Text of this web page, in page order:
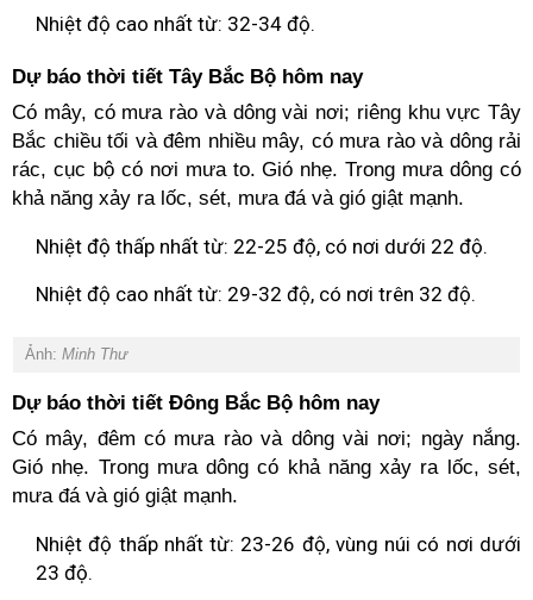
Nhiệt độ cao nhất từ: 32-34 độ.
Dự báo thời tiết Tây Bắc Bộ hôm nay
Có mây, có mưa rào và dông vài nơi; riêng khu vực Tây
Bắc chiều tối và đêm nhiều mây, có mưa rào và dông rải
rác, cục bộ có nơi mưa to. Gió nhẹ. Trong mưa dông có
khả năng xảy ra lốc, sét, mưa đá và gió giật mạnh.
Nhiệt độ thấp nhất từ: 22-25 độ, có nơi dưới 22 độ.
Nhiệt độ cao nhất từ: 29-32 độ, có nơi trên 32 độ.
Ảnh: Minh Thư
Dự báo thời tiết Đông Bắc Bộ hôm nay
Có mây, đêm có mưa rào và dông vài nơi; ngày nắng.
Gió nhẹ. Trong mưa dông có khả năng xảy ra lốc, sét,
mưa đá và gió giật mạnh.
Nhiệt độ thấp nhất từ: 23-26 độ, vùng núi có nơi dưới
23 độ.